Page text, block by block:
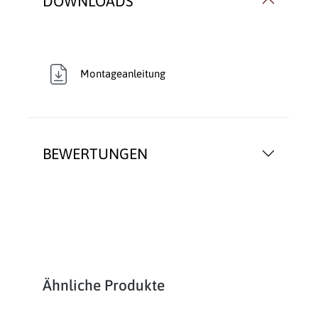
BEWERTUNGEN
Montageanleitung
Produktgalerie überspringen
Ähnliche Produkte